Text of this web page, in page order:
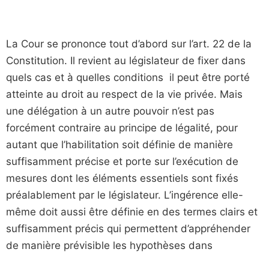
La Cour se prononce tout d’abord sur l’art. 22 de la
Constitution. Il revient au législateur de fixer dans
quels cas et à quelles conditions il peut être porté
atteinte au droit au respect de la vie privée. Mais
une délégation à un autre pouvoir n’est pas
forcément contraire au principe de légalité, pour
autant que l’habilitation soit définie de manière
suffisamment précise et porte sur l’exécution de
mesures dont les éléments essentiels sont fixés
préalablement par le législateur. L’ingérence elle-
même doit aussi être définie en des termes clairs et
suffisamment précis qui permettent d’appréhender
de manière prévisible les hypothèses dans